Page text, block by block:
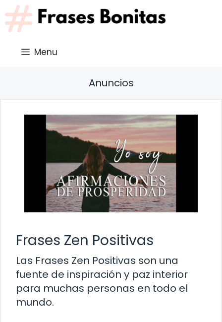
Saltar
al
contenido
Menu
Anuncios
Frases Zen Positivas
Las Frases Zen Positivas son una
fuente de inspiración y paz interior
para muchas personas en todo el
mundo.